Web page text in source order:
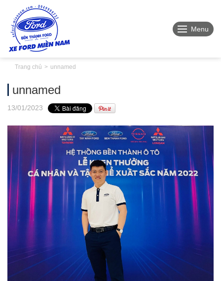
Menu
Trang chủ unnamed
unnamed
13/01/2023